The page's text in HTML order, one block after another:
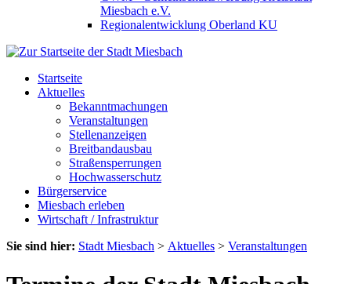
Miesbach e.V.
Regionalentwicklung Oberland KU
Startseite
Aktuelles
Bekanntmachungen
Veranstaltungen
Stellenanzeigen
Breitbandausbau
Straßensperrungen
Hochwasserschutz
Bürgerservice
Miesbach erleben
Wirtschaft / Infrastruktur
Sie sind hier: Stadt Miesbach > Aktuelles > Veranstaltungen